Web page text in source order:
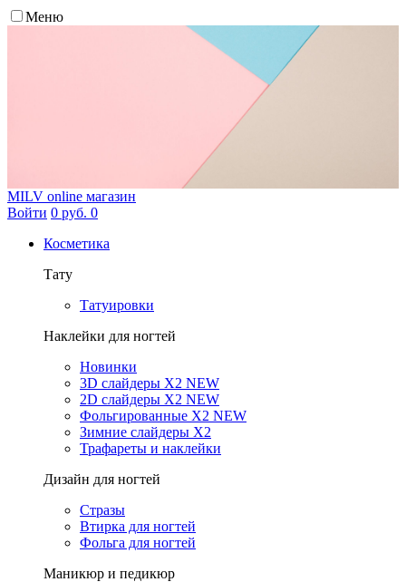
Меню
MILV online магазин
Войти 0 руб. 0
Косметика
Тату
Татуировки
Наклейки для ногтей
Новинки
3D слайдеры X2 NEW
2D слайдеры X2 NEW
Фольгированные X2 NEW
Зимние слайдеры Х2
Трафареты и наклейки
Дизайн для ногтей
Стразы
Втирка для ногтей
Фольга для ногтей
Маникюр и педикюр